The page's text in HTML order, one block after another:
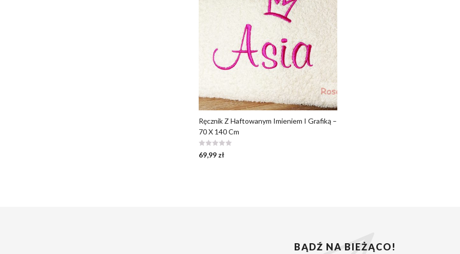
Ręcznik Z Haftowanym Imieniem I Grafiką –
70 X 140 Cm
69,99 zł
BĄDŹ NA BIEŻĄCO!